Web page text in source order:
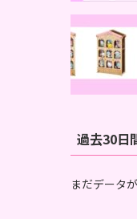
過去30日
まだデータ